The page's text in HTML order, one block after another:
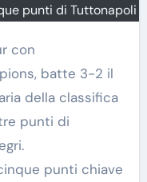
punti di Tuttonapoli
con
batte 3-2 il
della classifica
punti di
punti chiave